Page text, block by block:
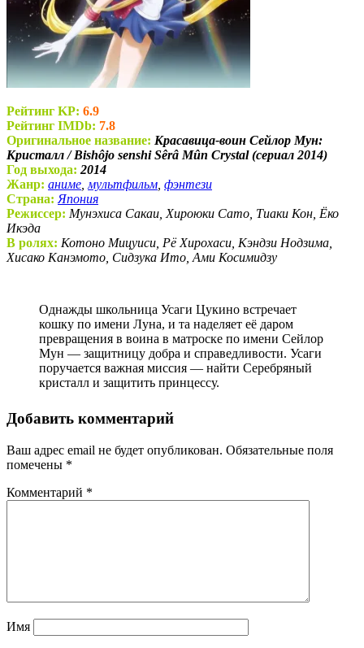
Рейтинг KP: 6.9
Рейтинг IMDb: 7.8
Оригинальное название: Красавица-воин Сейлор Мун:
Кристалл / Bishôjo senshi Sêrâ Mûn Crystal (сериал 2014)
Год выхода: 2014
Жанр: аниме мультфильм фэнтези
Страна: Япония
Режиссер: Мунэхиса Сакаи, Хироюки Сато, Тиаки Кон, Ёко
Икэда
В ролях: Котоно Мицуиси, Рё Хирохаси, Кэндзи Нодзима,
Хисако Канэмото, Сидзука Ито, Ами Косимидзу
Однажды школьница Усаги Цукино встречает
кошку по имени Луна, и та наделяет её даром
превращения в воина в матроске по имени Сейлор
Мун — защитницу добра и справедливости. Усаги
поручается важная миссия — найти Серебряный
кристалл и защитить принцессу.
Добавить комментарий
Ваш адрес email не будет опубликован. Обязательные поля
помечены *
Комментарий *
Имя